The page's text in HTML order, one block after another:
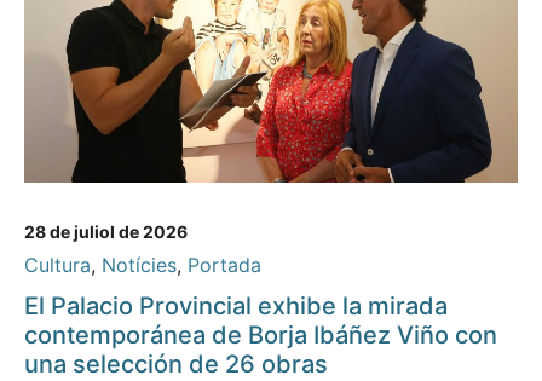
28 de juliol de 2026
Cultura, Notícies, Portada
El Palacio Provincial exhibe la mirada
contemporánea de Borja Ibáñez Viño con
una selección de 26 obras